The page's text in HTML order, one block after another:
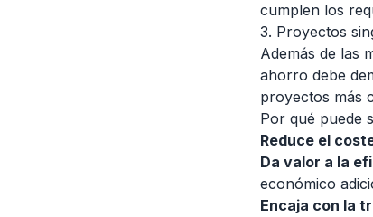
cumplen los
3. Proyectos
Además de las
ahorro debe
proyectos más
Por qué puede
Reduce el
Da valor a la
económico
Encaja con la